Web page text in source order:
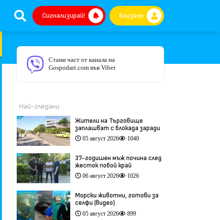
Сигнализирай! Влизане
Стани част от канала на
Gospodari.com във Viber
Най-гледани
Жители на Търговище
заплашват с блокада заради
опасен участък на пътя
София–Варна (видео)
05 август 2026 1040
37-годишен мъж почина след
жесток побой край
Младежкия хълм в Пловдив
(видео)
06 август 2026 1026
Морски животни, готови за
селфи (видео)
05 август 2026 899